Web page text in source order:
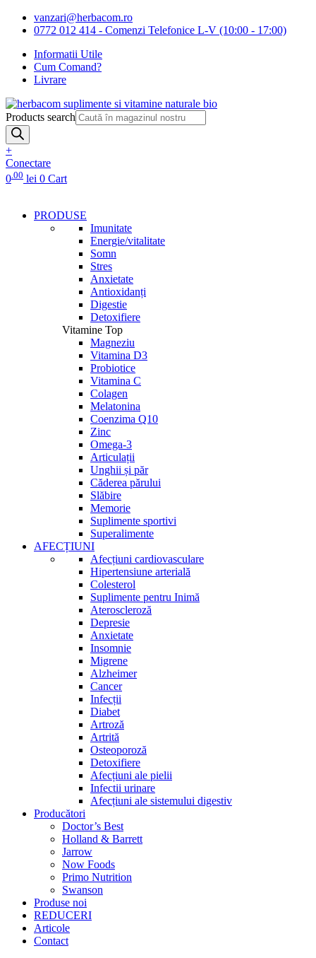
vanzari@herbacom.ro
0772 012 414 - Comenzi Telefonice L-V (10:00 - 17:00)
Informatii Utile
Cum Comand?
Livrare
Products search
+
Conectare
0.00 lei 0 Cart
PRODUSE
Imunitate
Energie/vitalitate
Somn
Stres
Anxietate
Antioxidanți
Digestie
Detoxifiere
Vitamine Top
Magneziu
Vitamina D3
Probiotice
Vitamina C
Colagen
Melatonina
Coenzima Q10
Zinc
Omega-3
Articulații
Unghii și păr
Căderea părului
Slăbire
Memorie
Suplimente sportivi
Superalimente
AFECȚIUNI
Afecțiuni cardiovasculare
Hipertensiune arterială
Colesterol
Suplimente pentru Inimă
Ateroscleroză
Depresie
Anxietate
Insomnie
Migrene
Alzheimer
Cancer
Infecții
Diabet
Artroză
Artrită
Osteoporoză
Detoxifiere
Afecțiuni ale pielii
Infectii urinare
Afecțiuni ale sistemului digestiv
Producători
Doctor’s Best
Holland & Barrett
Jarrow
Now Foods
Primo Nutrition
Swanson
Produse noi
REDUCERI
Articole
Contact